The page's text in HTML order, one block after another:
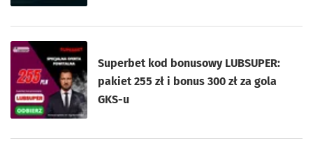
Superbet kod bonusowy LUBSUPER:
pakiet 255 zł i bonus 300 zł za gola
GKS-u